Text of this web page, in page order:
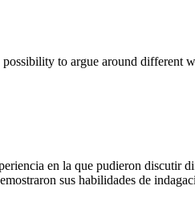
to argue around different
en la que pudieron discutir
sus habilidades de